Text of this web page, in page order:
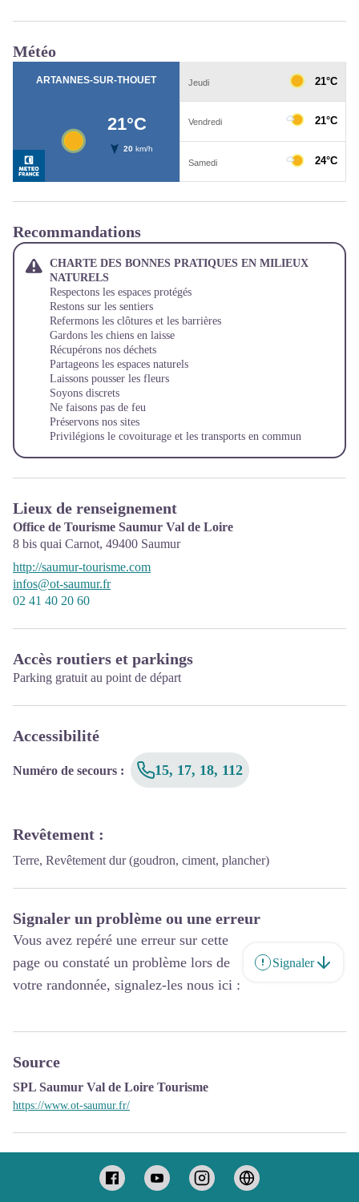
Météo
Recommandations
CHARTE DES BONNES PRATIQUES EN MILIEUX
NATURELS
Respectons les espaces protégés
Restons sur les sentiers
Refermons les clôtures et les barrières
Gardons les chiens en laisse
Récupérons nos déchets
Partageons les espaces naturels
Laissons pousser les fleurs
Soyons discrets
Ne faisons pas de feu
Préservons nos sites
Privilégions le covoiturage et les transports en commun
Lieux de renseignement
Office de Tourisme Saumur Val de Loire
8 bis quai Carnot, 49400 Saumur
http://saumur-tourisme.com
infos@ot-saumur.fr
02 41 40 20 60
Accès routiers et parkings
Parking gratuit au point de départ
Accessibilité
Numéro de secours : 15, 17, 18, 112
Revêtement :
Terre, Revêtement dur (goudron, ciment, plancher)
Signaler un problème ou une erreur
Vous avez repéré une erreur sur cette
page ou constaté un problème lors de
votre randonnée, signalez-les nous ici :
Signaler
Source
SPL Saumur Val de Loire Tourisme
https://www.ot-saumur.fr/